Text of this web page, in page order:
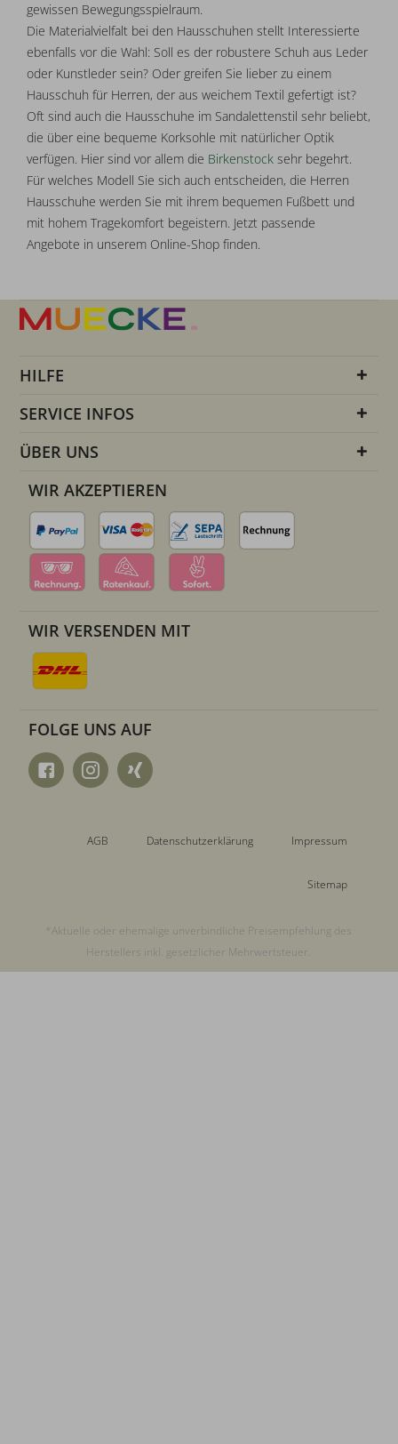
gewissen Bewegungsspielraum.
Die Materialvielfalt bei den Hausschuhen stellt Interessierte
ebenfalls vor die Wahl: Soll es der robustere Schuh aus Leder
oder Kunstleder sein? Oder greifen Sie lieber zu einem
Hausschuh für Herren, der aus weichem Textil gefertigt ist?
Oft sind auch die Hausschuhe im Sandalettenstil sehr beliebt,
die über eine bequeme Korksohle mit natürlicher Optik
verfügen. Hier sind vor allem die Birkenstock sehr begehrt.
Für welches Modell Sie sich auch entscheiden, die Herren
Hausschuhe werden Sie mit ihrem bequemen Fußbett und
mit hohem Tragekomfort begeistern. Jetzt passende
Angebote in unserem Online-Shop finden.
HILFE
SERVICE INFOS
ÜBER UNS
WIR AKZEPTIEREN
WIR VERSENDEN MIT
FOLGE UNS AUF
AGB Datenschutzerklärung Impressum
Sitemap
*Aktuelle oder ehemalige unverbindliche Preisempfehlung des
Herstellers inkl. gesetzlicher Mehrwertsteuer.